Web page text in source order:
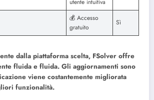
utente intuitiva
💰 Accesso
gratuito
Sì
dalla piattaforma scelta, FSolver offre
fluida e fluida. Gli aggiornamenti sono
viene costantemente migliorata
funzionalità.